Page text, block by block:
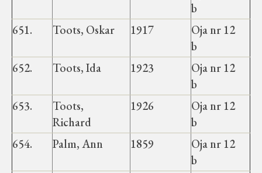
b
651.
Toots, Oskar 1917
Oja nr 12
b
652.
Toots, Ida 1923
Oja nr 12
b
653.
Toots,
Richard
1926
Oja nr 12
b
654.
Palm, Ann 1859
Oja nr 12
b